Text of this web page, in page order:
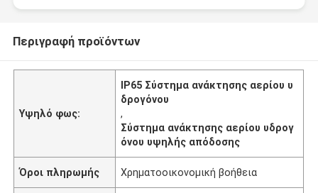
Περιγραφή προϊόντων
Υψηλό φως:
IP65 Σύστημα ανάκτησης αερίου υ
δρογόνου
,
Σύστημα ανάκτησης αερίου υδρογ
όνου υψηλής απόδοσης
Όροι πληρωμής Χρηματοοικονομική βοήθεια